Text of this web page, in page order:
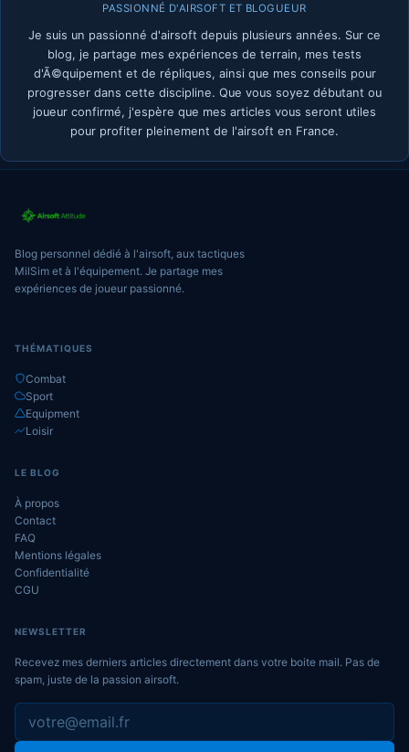
PASSIONNÉ D'AIRSOFT ET BLOGUEUR
Je suis un passionné d'airsoft depuis plusieurs années. Sur ce
blog, je partage mes expériences de terrain, mes tests
d'Ã©quipement et de répliques, ainsi que mes conseils pour
progresser dans cette discipline. Que vous soyez débutant ou
joueur confirmé, j'espère que mes articles vous seront utiles
pour profiter pleinement de l'airsoft en France.
Blog personnel dédié à l'airsoft, aux tactiques
MilSim et à l'équipement. Je partage mes
expériences de joueur passionné.
THÉMATIQUES
Combat
Sport
Equipment
Loisir
LE BLOG
À propos
Contact
FAQ
Mentions légales
Confidentialité
CGU
NEWSLETTER
Recevez mes derniers articles directement dans votre boite mail. Pas de
spam, juste de la passion airsoft.